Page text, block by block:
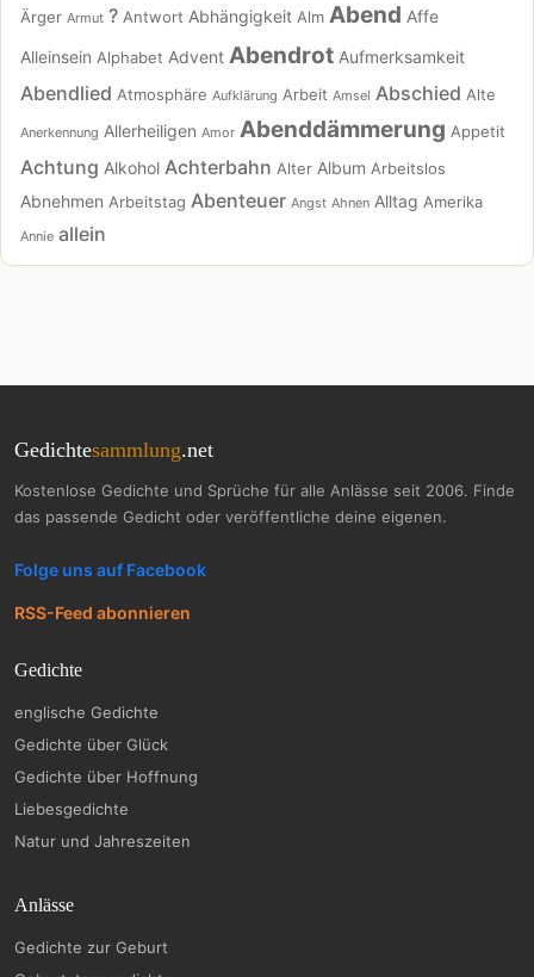
Ärger Armut ? Antwort Abhängigkeit Alm Abend Affe
Alleinsein Alphabet Advent Abendrot Aufmerksamkeit
Abendlied Atmosphäre Aufklärung Arbeit Amsel Abschied Alte
Anerkennung Allerheiligen Amor Abenddämmerung Appetit
Achtung Alkohol Achterbahn Alter Album Arbeitslos
Abnehmen Arbeitstag Abenteuer Angst Ahnen Alltag Amerika
Annie allein
Gedichtesammlung.net
Kostenlose Gedichte und Sprüche für alle Anlässe seit 2006. Finde
das passende Gedicht oder veröffentliche deine eigenen.
Folge uns auf Facebook
RSS-Feed abonnieren
Gedichte
englische Gedichte
Gedichte über Glück
Gedichte über Hoffnung
Liebesgedichte
Natur und Jahreszeiten
Anlässe
Gedichte zur Geburt